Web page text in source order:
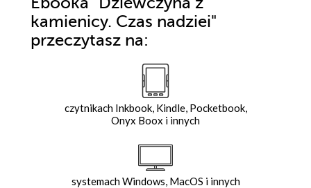
kamienicy. Czas nadziei"
przeczytasz na:
czytnikach Inkbook, Kindle, Pocketbook,
Onyx Boox i innych
systemach Windows, MacOS i innych